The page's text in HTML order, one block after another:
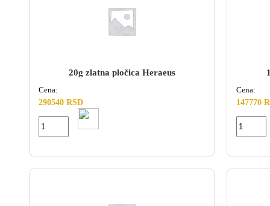
20g zlatna pločica Heraeus
Cena:
290540 RSD
Cena:
147770